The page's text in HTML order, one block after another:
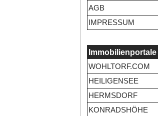
AGB
IMPRESSUM
Immobilienportale
WOHLTORF.COM
HEILIGENSEE
HERMSDORF
KONRADSHÖHE